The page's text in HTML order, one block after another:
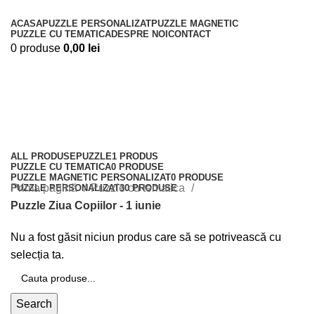
ACASAPUZZLE PERSONALIZATPUZZLE MAGNETIC
PUZZLE CU TEMATICADESPRE NOICONTACT
0 produse 0,00 lei
ALL PRODUSEPUZZLE1 PRODUS
PUZZLE CU TEMATICA0 PRODUSE
PUZZLE MAGNETIC PERSONALIZAT0 PRODUSE
PUZZLE PERSONALIZAT30 PRODUSE
Prima pagină
Puzzle cu tematica
Puzzle Ziua Copiilor - 1 iunie
Nu a fost găsit niciun produs care să se potrivească cu
selecția ta.
Search